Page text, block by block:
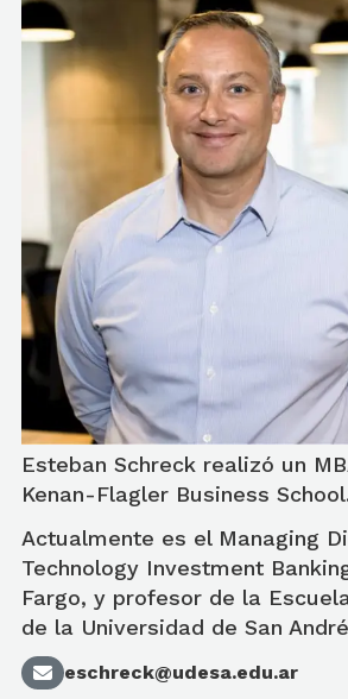
Esteban Schreck realizó un
Kenan-Flagler Business
Actualmente es el Managing
Technology Investment
Fargo, y profesor de la
de la Universidad de San
eschreck@udesa.edu.ar